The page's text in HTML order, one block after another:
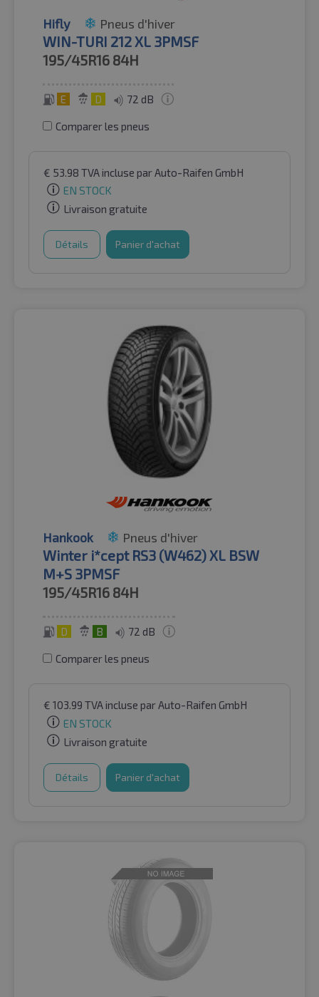
Hifly Pneus d'hiver
WIN-TURI 212 XL 3PMSF
195/45R16 84H
E D 72 dB
Comparer les pneus
€ 53.98 TVA incluse par Auto-Raifen GmbH
EN STOCK
Livraison gratuite
Détails Panier d'achat
Hankook Pneus d'hiver
Winter i*cept RS3 (W462) XL BSW
M+S 3PMSF
195/45R16 84H
D B 72 dB
Comparer les pneus
€ 103.99 TVA incluse par Auto-Raifen GmbH
EN STOCK
Livraison gratuite
Détails Panier d'achat